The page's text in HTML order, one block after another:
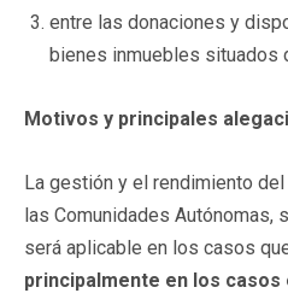
entre las donaciones y
bienes inmuebles situados
Motivos y principales
La gestión y el rendimiento
las Comunidades Autónomas,
será aplicable en los casos
principalmente en los casos